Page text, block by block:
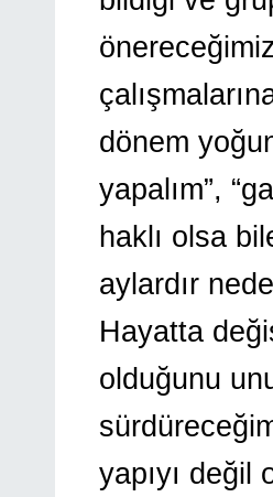
dönem
yapalım”,
haklı olsa
aylardır
Hayatta
olduğunu
yapıyı değil